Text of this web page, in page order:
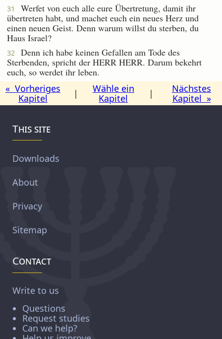
31
Werfet von euch alle eure Übertretung, damit ihr
übertreten habt, und machet euch ein neues Herz und
einen neuen Geist. Denn warum willst du sterben, du
Haus Israel?
32
Denn ich habe keinen Gefallen am Tode des
Sterbenden, spricht der HERR HERR. Darum bekehrt
euch, so werdet ihr leben.
« Vorheriges
Kapitel
|
Wähle ein
Kapitel
|
Nächstes
Kapitel »
This site
Downloads
About
Privacy
Sitemap
Contact
Write to us
Questions
Request studies
Can we help?